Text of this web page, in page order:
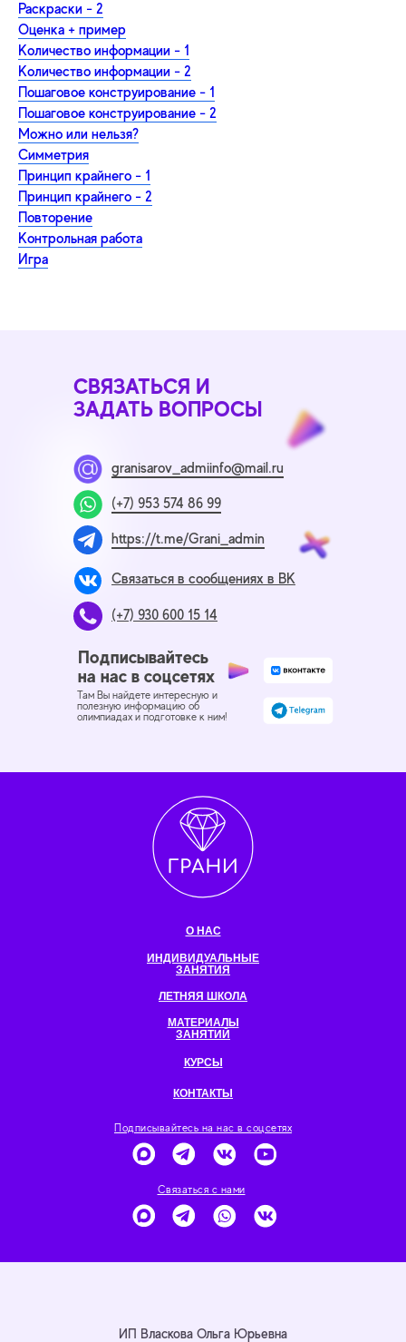
Раскраски - 2
Оценка + пример
Количество информации - 1
Количество информации - 2
Пошаговое конструирование - 1
Пошаговое конструирование - 2
Можно или нельзя?
Симметрия
Принцип крайнего - 1
Принцип крайнего - 2
Повторение
Контрольная работа
Игра
СВЯЗАТЬСЯ И
ЗАДАТЬ ВОПРОСЫ
granisarov_admiinfo@mail.ru
Там Вы найдете интересную и
полезную информацию об
олимпиадах и подготовке к ним!
(+7) 953 574 86 99
https://t.me/Grani_admin
Подписывайтесь
на нас в соцсетях
(+7) 930 600 15 14
Связаться в сообщениях в ВК
Связаться с нами
Подписывайтесь на нас в соцсетях
ИНДИВИДУАЛЬНЫЕ
ЗАНЯТИЯ
МАТЕРИАЛЫ
ЗАНЯТИЙ
ЛЕТНЯЯ ШКОЛА
КОНТАКТЫ
КУРСЫ
О НАС
ИП Власкова Ольга Юрьевна